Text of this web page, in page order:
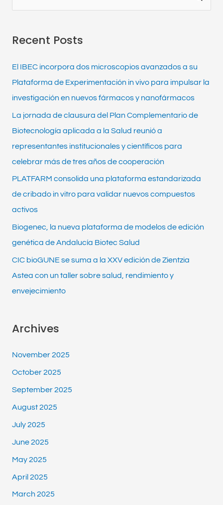
rRecent Posts
El IBEC incorpora dos microscopios avanzados a su
Plataforma de Experimentación in vivo para impulsar la
investigación en nuevos fármacos y nanofármacos
La jornada de clausura del Plan Complementario de
Biotecnología aplicada a la Salud reunió a
representantes institucionales y científicos para
celebrar más de tres años de cooperación
PLATFARM consolida una plataforma estandarizada
de cribado in vitro para validar nuevos compuestos
activos
Biogenec, la nueva plataforma de modelos de edición
genética de Andalucía Biotec Salud
CIC bioGUNE se suma a la XXV edición de Zientzia
Astea con un taller sobre salud, rendimiento y
envejecimiento
Archives
November 2025
October 2025
September 2025
August 2025
July 2025
June 2025
May 2025
April 2025
March 2025